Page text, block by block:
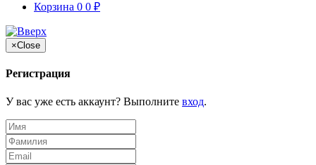
Корзина 0 0 ₽
×Close
Регистрация
У вас уже есть аккаунт? Выполните вход.